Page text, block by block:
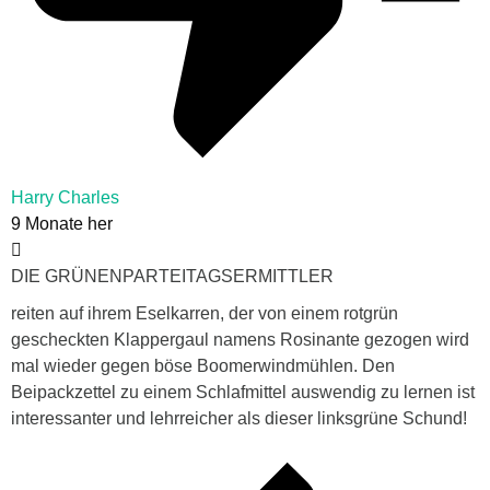
Harry Charles
9 Monate her
DIE GRÜNENPARTEITAGSERMITTLER
reiten auf ihrem Eselkarren, der von einem rotgrün
gescheckten Klappergaul namens Rosinante gezogen wird
mal wieder gegen böse Boomerwindmühlen. Den
Beipackzettel zu einem Schlafmittel auswendig zu lernen ist
interessanter und lehrreicher als dieser linksgrüne Schund!